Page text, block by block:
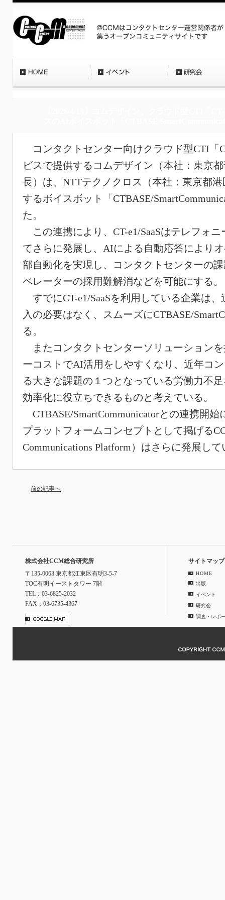
コンタクトセンター向けクラウド型CTI「
ビスで提供するコムデザイン（本社：東京
長）は、NTTテクノクロス（本社：東京都
するボイスボット「CTBASE/
た。
この連携により、CT-e1/SaaSはテレフォ
てさらに発展し、AIによる自動応答により
部自動化を実現し、コンタクトセンターの
ペレーターの採用難解消などを可能にする。
すでにCT-e1/SaaSを利用している企業は
入の必要はなく、スムーズにCTBASE/
る。
またコンタクトセンターソリューション
ーコストでAI活用をしやすくなり、近年コ
る大きな課題の１つとなっている労働力不
効率化に役立ちできるものと考えている。
CTBASE/SmartCommunicatorとの連携開
プラットフォームコンセプトとして掲げる
Communications Platform）はさらに発展して
前の記事へ
株式会社CCM総合研究所
〒135-0063 東京都江東区有明3-5-7
TOC有明イーストタワー 7階
TEL：03-6825-2032
FAX：03-6735-4367
サイトマップ
HOME
出版
イベント
研究会
調査・レポ